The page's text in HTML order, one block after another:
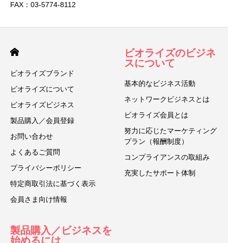
FAX：03-5774-8112
ビオライズブランド
ビオライズについて
ビオライズビジネス
製品購入／会員登録
お問い合わせ
よくあるご質問
プライバシーポリシー
特定商取引法に基づく表示
会員さま向け情報
ビオライズのビジネ
スについて
基本的なビジネス活動
ネットワークビジネスとは
ビオライズ会員とは
努力に応じたマーケティング
プラン（報酬制度）
コンプライアンスの取組み
充実したサポート体制
製品購入／ビジネスを
始めるには